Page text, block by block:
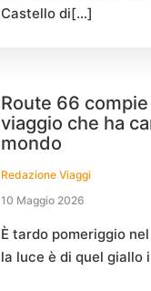
Castello di[…]
Route 66
viaggio che ha
mondo
Redazione Viaggi
10 Maggio 2026
È tardo pomeriggio
la luce è di quel giallo